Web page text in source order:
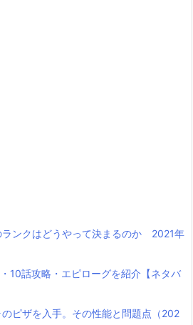
ランクはどうやって決まるのか 2021年
10話攻略・エピローグを紹介【ネタバ
のピザを入手。その性能と問題点（202